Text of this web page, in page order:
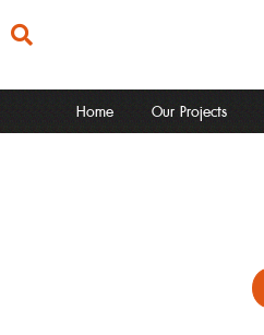
Home Our Projects